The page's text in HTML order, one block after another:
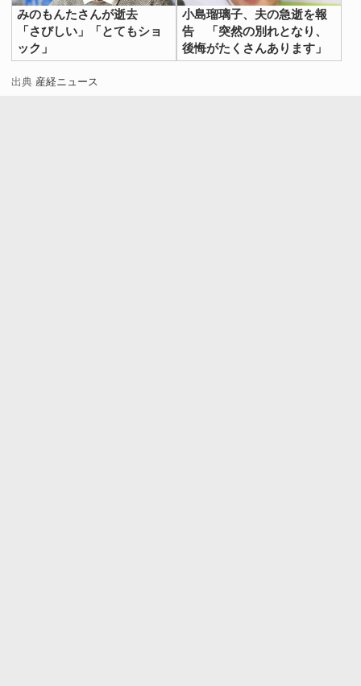
みのもんたさんが逝去
「さびしい」「とてもショ
ック」
小島瑠璃子、夫の急逝を報
告 「突然の別れとなり、
後悔がたくさんあります」
出典 産経ニュース